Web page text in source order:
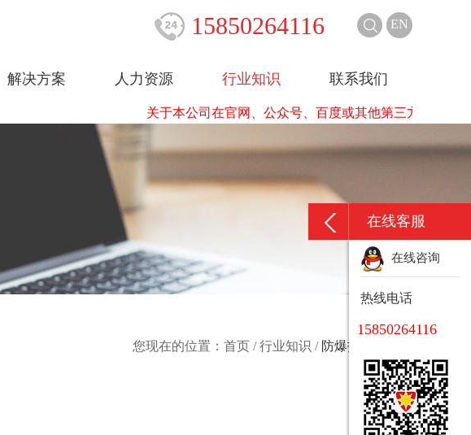
15850264116 EN
解决方案 人力资源 行业知识 联系我们
关于本公司在官网、公众号、百度或其他第三方网站平台
您现在的位置： 首页 /行业知识 / 防爆技术交流区
在线客服
在线咨询
热线电话
15850264116